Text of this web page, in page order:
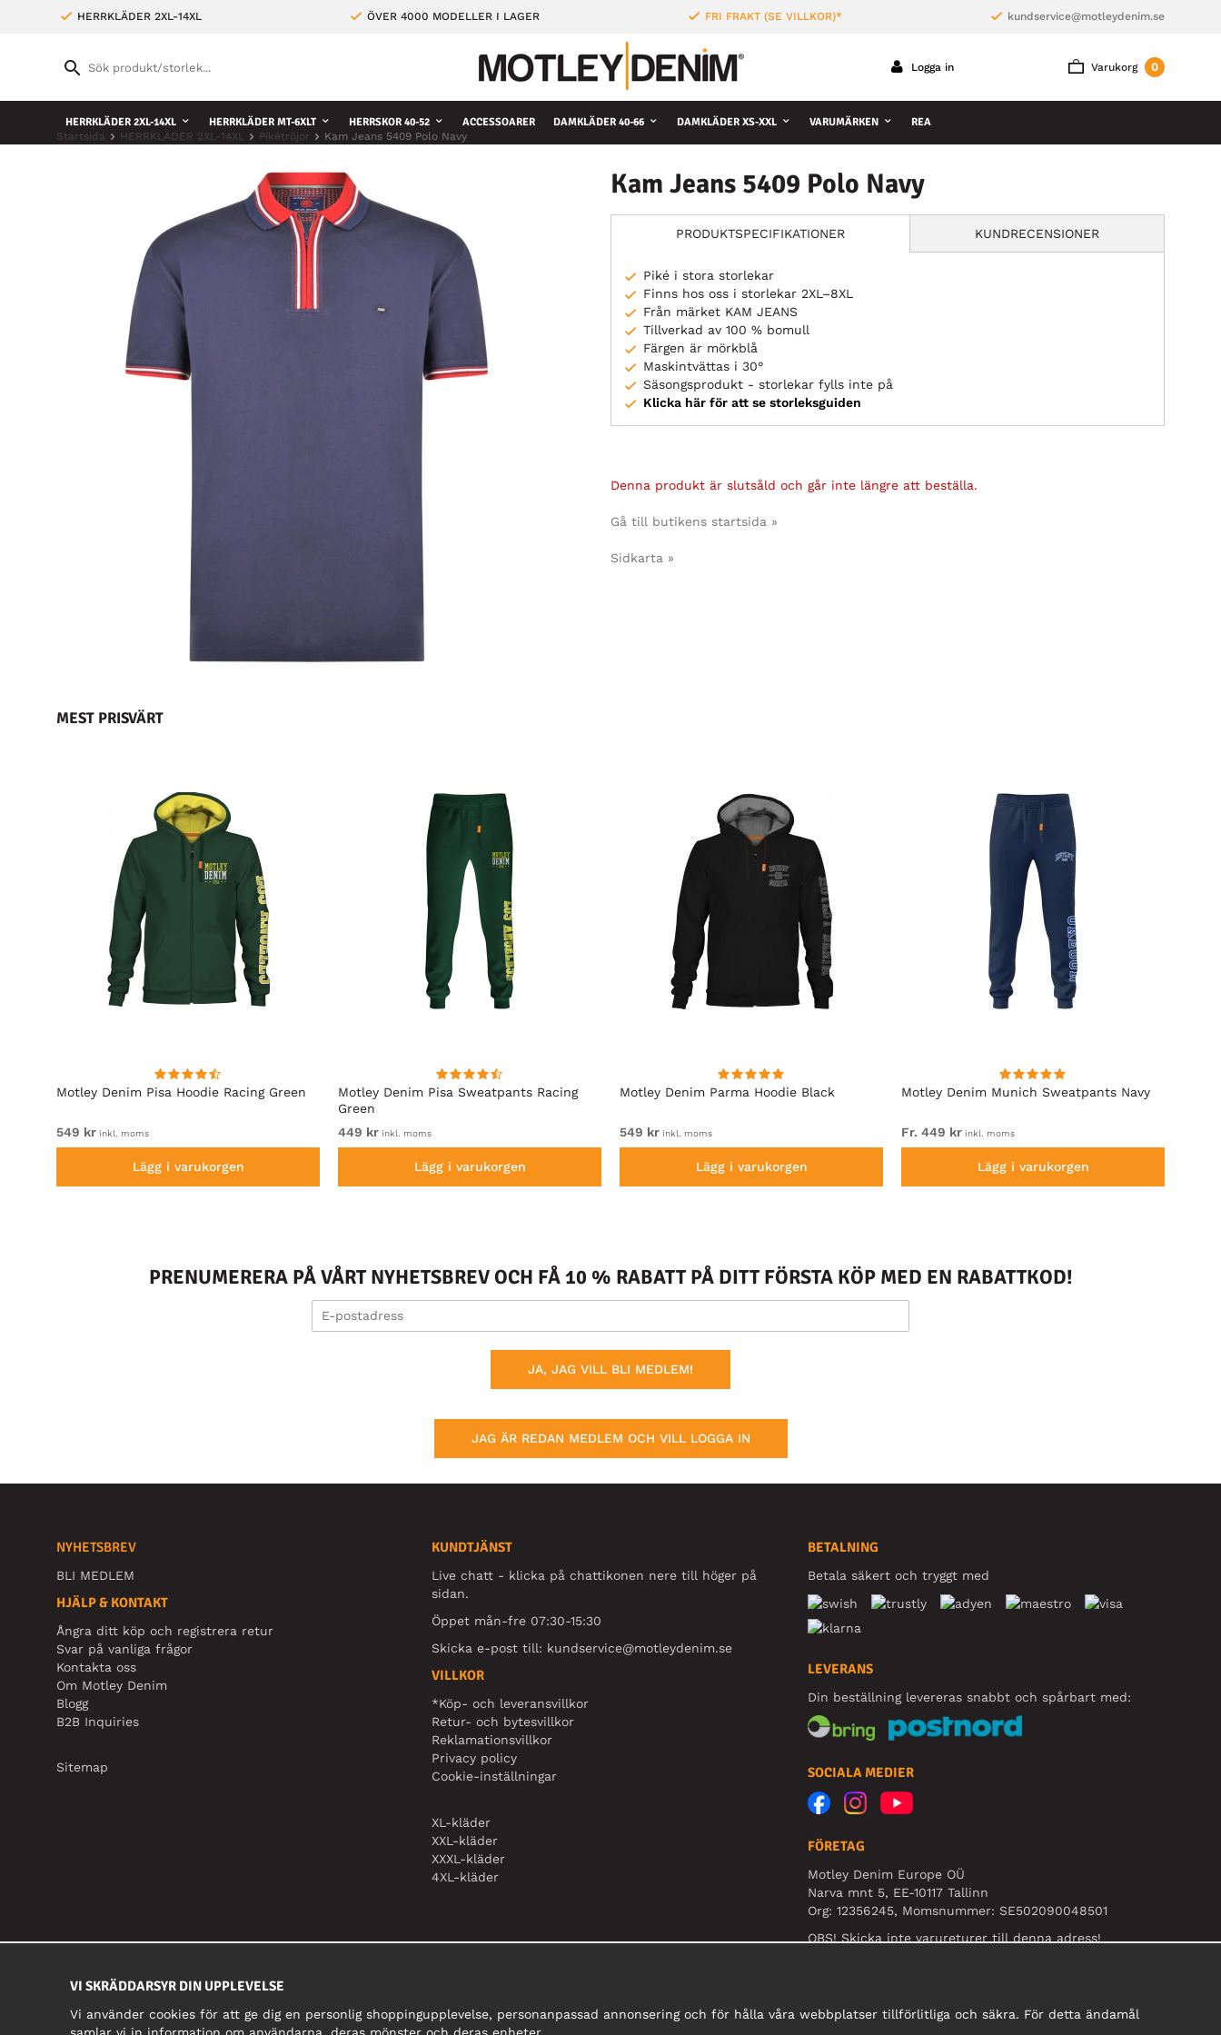
HERRKLÄDER 2XL-14XL ÖVER 4000 MODELLER I LAGER FRI FRAKT (SE VILLKOR)* kundservice@motleydenim.se
Varukorg 0
Logga in
HERRKLÄDER 2XL-14XL HERRKLÄDER MT-6XLT HERRSKOR 40-52 ACCESSOARER DAMKLÄDER 40-66 DAMKLÄDER XS-XXL VARUMÄRKEN REA
Startsida HERRKLÄDER 2XL-14XL Pikétröjor Kam Jeans 5409 Polo Navy
Kam Jeans 5409 Polo Navy
PRODUKTSPECIFIKATIONER KUNDRECENSIONER
Piké i stora storlekar
Finns hos oss i storlekar 2XL–8XL
Från märket KAM JEANS
Tillverkad av 100 % bomull
Färgen är mörkblå
Maskintvättas i 30°
Säsongsprodukt - storlekar fylls inte på
Klicka här för att se storleksguiden
Denna produkt är slutsåld och går inte längre att beställa.
Gå till butikens startsida »
Sidkarta »
MEST PRISVÄRT
Motley Denim Pisa Hoodie Racing Green
549 kr inkl. moms
Lägg i varukorgen
Motley Denim Pisa Sweatpants Racing
Green
449 kr inkl. moms
Lägg i varukorgen
Motley Denim Parma Hoodie Black
549 kr inkl. moms
Lägg i varukorgen
Motley Denim Munich Sweatpants Navy
Fr. 449 kr inkl. moms
Lägg i varukorgen
PRENUMERERA PÅ VÅRT NYHETSBREV OCH FÅ 10 % RABATT PÅ DITT FÖRSTA KÖP MED EN RABATTKOD!
JA, JAG VILL BLI MEDLEM!
JAG ÄR REDAN MEDLEM OCH VILL LOGGA IN
NYHETSBREV
BLI MEDLEM
HJÄLP & KONTAKT
Ångra ditt köp och registrera retur
Svar på vanliga frågor
Kontakta oss
Om Motley Denim
Blogg
B2B Inquiries
Sitemap
KUNDTJÄNST
Live chatt - klicka på chattikonen nere till höger på
sidan.
Öppet mån-fre 07:30-15:30
Skicka e-post till: kundservice@motleydenim.se
VILLKOR
*Köp- och leveransvillkor
Retur- och bytesvillkor
Reklamationsvillkor
Privacy policy
Cookie-inställningar
XL-kläder
XXL-kläder
XXXL-kläder
4XL-kläder
BETALNING
Betala säkert och tryggt med
LEVERANS
Din beställning levereras snabbt och spårbart med:
SOCIALA MEDIER
FÖRETAG
Motley Denim Europe OÜ
Narva mnt 5, EE-10117 Tallinn
Org: 12356245, Momsnummer: SE502090048501
OBS! Skicka inte varureturer till denna adress!
VI SKRÄDDARSYR DIN UPPLEVELSE
Vi använder cookies för att ge dig en personlig shoppingupplevelse, personanpassad annonsering och för hålla våra webbplatser tillförlitliga och säkra. För detta ändamål